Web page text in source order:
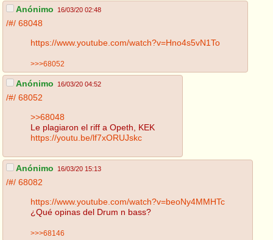
Anónimo 16/03/20 02:48
/#/ 68048
https://www.youtube.com/watch?v=Hno4s5vN1To
>>>68052
Anónimo 16/03/20 04:52
/#/ 68052
>>68048
Le plagiaron el riff a Opeth, KEK
https://youtu.be/lf7xORUJskc
Anónimo 16/03/20 15:13
/#/ 68082
https://www.youtube.com/watch?v=beoNy4MMHTc
¿Qué opinas del Drum n bass?
>>>68146